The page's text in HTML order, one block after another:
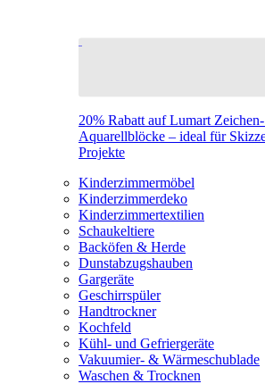
20% Rabatt auf Lumart
Aquarellblöcke – ideal für
Projekte
Kinderzimmermöbel
Kinderzimmerdeko
Kinderzimmertextilien
Schaukeltiere
Backöfen & Herde
Dunstabzugshauben
Gargeräte
Geschirrspüler
Handtrockner
Kochfeld
Kühl- und Gefriergeräte
Vakuumier- & Wärmeschublade
Waschen & Trocknen